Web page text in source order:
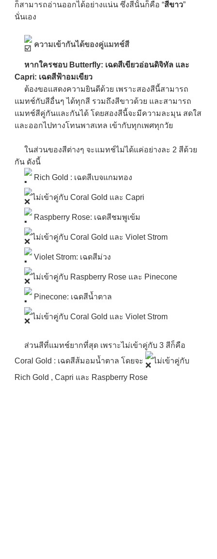
ก็สามารถอ่านออกได้อย่างแน่น ซึ่งสีนั้นก็คือ “สีขาว”
นั่นเอง
ความเข้ากันได้ของคู่แมทช์สี
หากใครชอบ Butterfly: เฉดสีเขียวอ่อนดิจิทัล และ
Capri: เฉดสีฟ้าอมเขียว
ต้องขอแสดงความยินดีด้วย เพราะสองสีนี้สามารถ
แมทช์กับสีอื่นๆ ได้ทุกสี รวมถึงสีขาวด้วย และสามารถ
แมทช์สีคู่กันและกันได้ โดยสองสีนี้จะมีความละมุน สดใส
และออกไปทางโทนพาสเทล เข้ากับทุกเพศทุกวัย
ในส่วนของสีต่างๆ จะแมทช์ไม่ได้แค่อย่างละ 2 สีด้วย
กัน ดังนี้
Rich Gold : เฉดสีเบจแกมทอง
ไม่เข้าคู่กับ Coral Gold และ Capri
Raspberry Rose: เฉดสีชมพูเข้ม
ไม่เข้าคู่กับ Coral Gold และ Violet Strom
Violet Strom: เฉดสีม่วง
ไม่เข้าคู่กับ Raspberry Rose และ Pinecone
Pinecone: เฉดสีน้ำตาล
ไม่เข้าคู่กับ Coral Gold และ Violet Strom
ส่วนสีที่แมทช์ยากที่สุด เพราะไม่เข้าคู่กับ 3 สีก็คือ
Coral Gold : เฉดสีส้มอมน้ำตาล โดยจะ
ไม่เข้าคู่กับ
Rich Gold , Capri และ Raspberry Rose